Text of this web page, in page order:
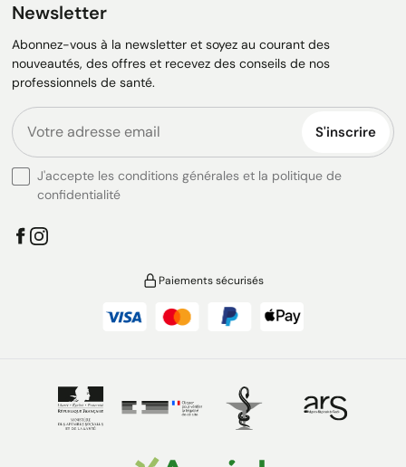
Newsletter
Abonnez-vous à la newsletter et soyez au courant des
nouveautés, des offres et recevez des conseils de nos
professionnels de santé.
S'inscrire
J'accepte les conditions générales et la politique de
confidentialité
Paiements sécurisés